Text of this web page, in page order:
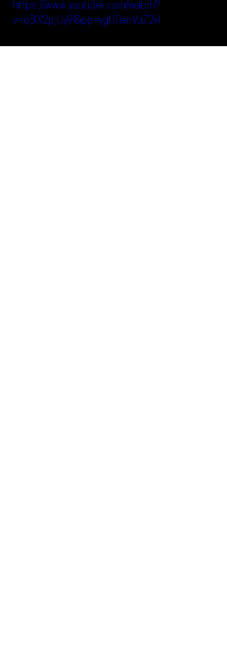
https://www.youtube.com/watch?
v=q3lX2p_Uy9I&pp=ygUGanVuZ2xl